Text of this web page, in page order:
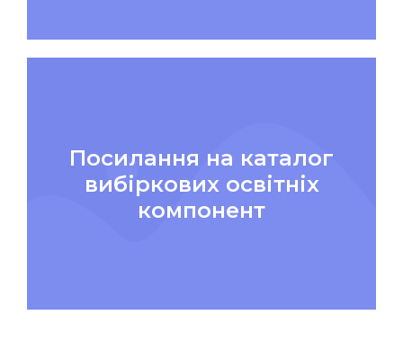
Посилання на каталог
вибіркових освітніх
компонент